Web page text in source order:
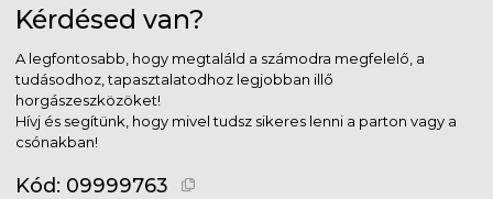
Kérdésed van?
A legfontosabb, hogy megtaláld a számodra megfelelő, a
tudásodhoz, tapasztalatodhoz legjobban illő
horgászeszközöket!
Hívj és segítünk, hogy mivel tudsz sikeres lenni a parton vagy a
csónakban!
Kód: 09999763